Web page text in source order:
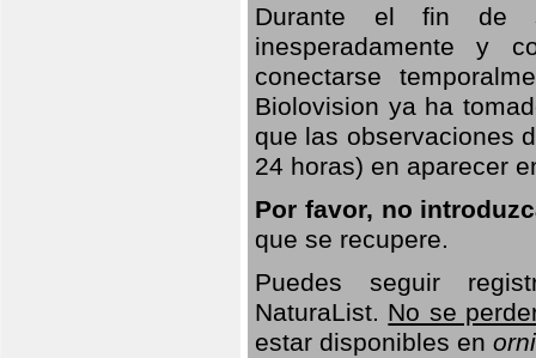
Durante el fin de
inesperadamente y
conectarse
Biolovision ya ha
que las observaciones
24 horas) en aparecer
Por favor, no
que se recupere.
Puedes seguir
NaturaList. No se
estar disponibles en